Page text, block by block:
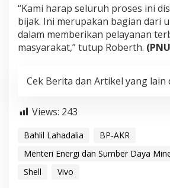
“Kami harap seluruh proses ini
bijak. Ini merupakan bagian dari
dalam memberikan pelayanan
masyarakat,” tutup Roberth.
Cek Berita dan Artikel yang lain
Views: 243
Bahlil Lahadalia
BP-AKR
Menteri Energi dan Sumber Daya
Shell
Vivo